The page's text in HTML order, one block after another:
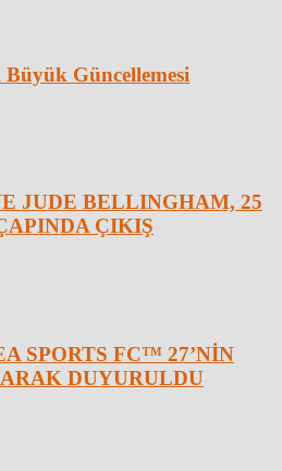
Güncellemesi
JUDE BELLINGHAM, 25
ÇIKIŞ
SPORTS FC™ 27’NİN
DUYURULDU